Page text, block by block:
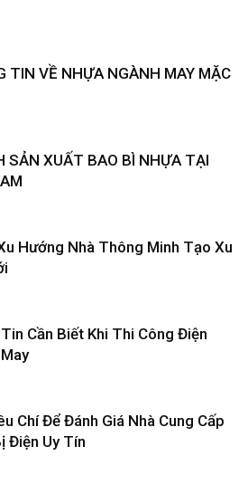
TIN VỀ NHỰA NGÀNH MAY MẶC
SẢN XUẤT BAO BÌ NHỰA TẠI
Hướng Nhà Thông Minh Tạo Xu
Cần Biết Khi Thi Công Điện
Chí Để Đánh Giá Nhà Cung Cấp
Điện Uy Tín